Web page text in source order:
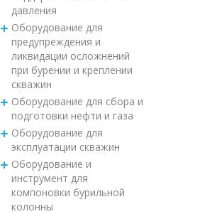
давления
Оборудование для
предупреждения и
ликвидации осложнений
при бурении и креплении
скважин
Оборудование для сбора и
подготовки нефти и газа
Оборудование для
эксплуатации скважин
Оборудование и
инструмент для
компоновки бурильной
колонны